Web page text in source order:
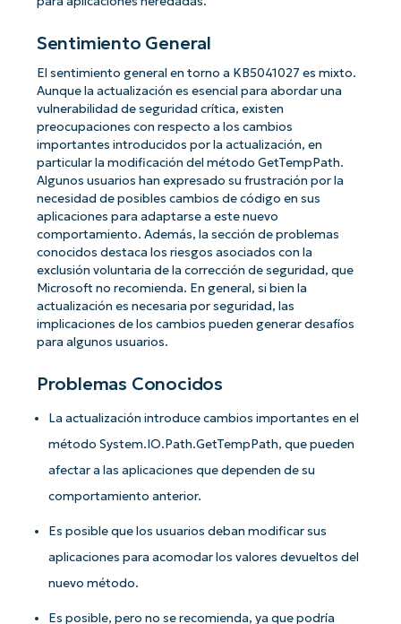
Sentimiento General
El sentimiento general en torno a KB5041027 es mixto.
Aunque la actualización es esencial para abordar una
vulnerabilidad de seguridad crítica, existen
preocupaciones con respecto a los cambios
importantes introducidos por la actualización, en
particular la modificación del método GetTempPath.
Algunos usuarios han expresado su frustración por la
necesidad de posibles cambios de código en sus
aplicaciones para adaptarse a este nuevo
comportamiento. Además, la sección de problemas
conocidos destaca los riesgos asociados con la
exclusión voluntaria de la corrección de seguridad, que
Microsoft no recomienda. En general, si bien la
actualización es necesaria por seguridad, las
implicaciones de los cambios pueden generar desafíos
para algunos usuarios.
Problemas Conocidos
La actualización introduce cambios importantes en el
método System.IO.Path.GetTempPath, que pueden
afectar a las aplicaciones que dependen de su
comportamiento anterior.
Es posible que los usuarios deban modificar sus
aplicaciones para acomodar los valores devueltos del
nuevo método.
Es posible, pero no se recomienda, ya que podría